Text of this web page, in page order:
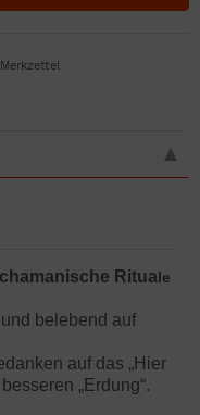
Rituale
belebend auf
auf das „Hier
„Erdung“.